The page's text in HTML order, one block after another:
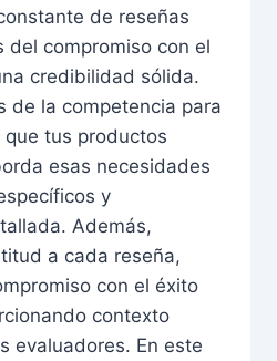
de reseñas
del compromiso con el
credibilidad sólida.
de la competencia para
tus productos
esas necesidades
y
Además,
a cada reseña,
con el éxito
contexto
evaluadores. En este